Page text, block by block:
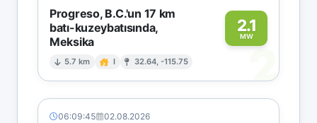
Progreso, B.C.'un 17 km
batı-kuzeybatısında,
Meksika
5.7 km I 32.64, -115.75
2.1
MW
2
06:09:45 02.08.2026